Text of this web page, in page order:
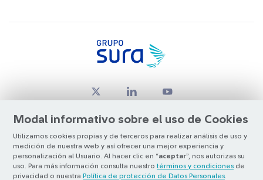
Modal informativo sobre el uso de Cookies
Utilizamos cookies propias y de terceros para realizar análisis de uso y
medición de nuestra web y así ofrecer una mejor experiencia y
personalización al Usuario. Al hacer clic en “aceptar”, nos autorizas su
uso. Para más información consulta nuestro términos y condiciones de
privacidad o nuestra Política de protección de Datos Personales
© Copyright Grupo SURA 2026